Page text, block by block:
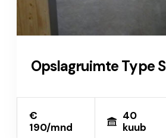
Opslagruimte Type S
€
190/mnd
40
kuub